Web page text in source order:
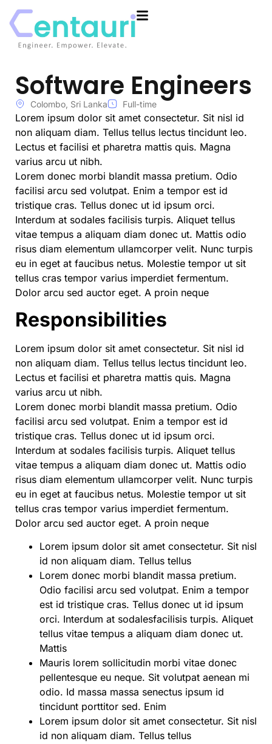
Software Engineers
Colombo, Sri Lanka Full-time
Lorem ipsum dolor sit amet consectetur. Sit nisl id
non aliquam diam. Tellus tellus lectus tincidunt leo.
Lectus et facilisi et pharetra mattis quis. Magna
varius arcu ut nibh.
Lorem donec morbi blandit massa pretium. Odio
facilisi arcu sed volutpat. Enim a tempor est id
tristique cras. Tellus donec ut id ipsum orci.
Interdum at sodales facilisis turpis. Aliquet tellus
vitae tempus a aliquam diam donec ut. Mattis odio
risus diam elementum ullamcorper velit. Nunc turpis
eu in eget at faucibus netus. Molestie tempor ut sit
tellus cras tempor varius imperdiet fermentum.
Dolor arcu sed auctor eget. A proin neque
Responsibilities
Lorem ipsum dolor sit amet consectetur. Sit nisl id
non aliquam diam. Tellus tellus lectus tincidunt leo.
Lectus et facilisi et pharetra mattis quis. Magna
varius arcu ut nibh.
Lorem donec morbi blandit massa pretium. Odio
facilisi arcu sed volutpat. Enim a tempor est id
tristique cras. Tellus donec ut id ipsum orci.
Interdum at sodales facilisis turpis. Aliquet tellus
vitae tempus a aliquam diam donec ut. Mattis odio
risus diam elementum ullamcorper velit. Nunc turpis
eu in eget at faucibus netus. Molestie tempor ut sit
tellus cras tempor varius imperdiet fermentum.
Dolor arcu sed auctor eget. A proin neque
Lorem ipsum dolor sit amet consectetur. Sit nisl
id non aliquam diam. Tellus tellus
Lorem donec morbi blandit massa pretium.
Odio facilisi arcu sed volutpat. Enim a tempor
est id tristique cras. Tellus donec ut id ipsum
orci. Interdum at sodalesfacilisis turpis. Aliquet
tellus vitae tempus a aliquam diam donec ut.
Mattis
Mauris lorem sollicitudin morbi vitae donec
pellentesque eu neque. Sit volutpat aenean mi
odio. Id massa massa senectus ipsum id
tincidunt porttitor sed. Enim
Lorem ipsum dolor sit amet consectetur. Sit nisl
id non aliquam diam. Tellus tellus